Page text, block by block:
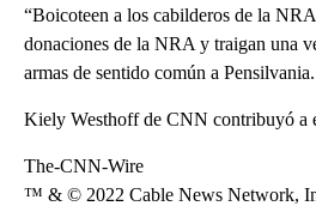
“Boicoteen a los cabilderos de la
donaciones de la NRA y traigan una
armas de sentido común a
Kiely Westhoff de CNN contribuyó a
The-CNN-Wire
™ & © 2022 Cable News Network,